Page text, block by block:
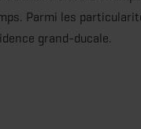
Parmi les
grand-ducale.